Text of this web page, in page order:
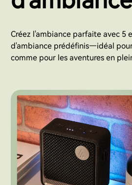
Créez l'ambiance parfaite avec 5
d'ambiance prédéfinis—idéal
comme pour les aventures en